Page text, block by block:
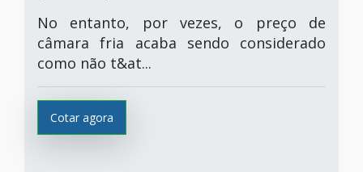
No entanto, por vezes, o preço de
câmara fria acaba sendo considerado
como não t&at...
Cotar agora